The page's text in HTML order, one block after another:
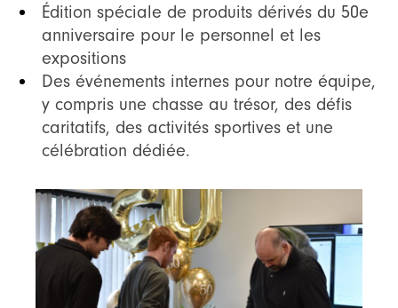
Édition spéciale de produits dérivés du 50e
anniversaire pour le personnel et les
expositions
Des événements internes pour notre équipe,
y compris une chasse au trésor, des défis
caritatifs, des activités sportives et une
célébration dédiée.